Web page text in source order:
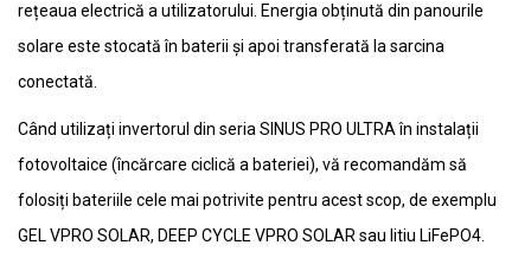
rețeaua electrică a utilizatorului. Energia obținută din panourile
solare este stocată în baterii și apoi transferată la sarcina
conectată.
Când utilizați invertorul din seria SINUS PRO ULTRA în instalații
fotovoltaice (încărcare ciclică a bateriei), vă recomandăm să
folosiți bateriile cele mai potrivite pentru acest scop, de exemplu
GEL VPRO SOLAR, DEEP CYCLE VPRO SOLAR sau litiu LiFePO4.